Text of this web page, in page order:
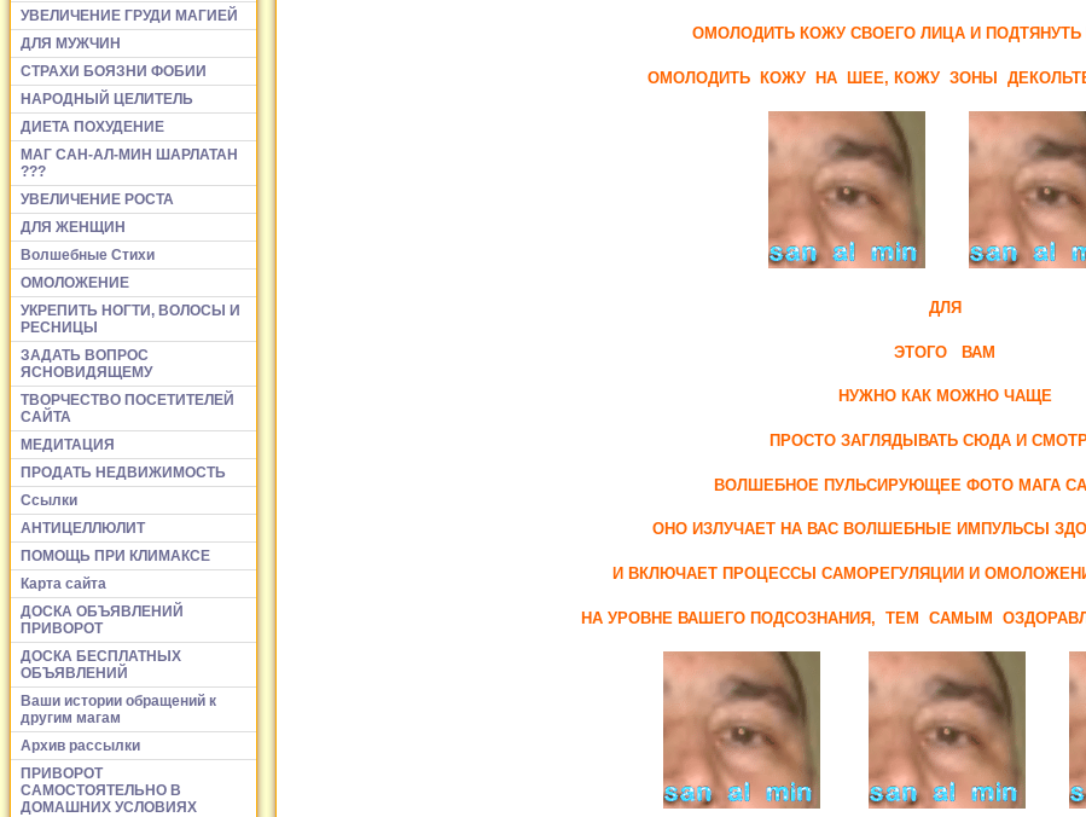
УВЕЛИЧЕНИЕ ГРУДИ МАГИЕЙ
ДЛЯ МУЖЧИН
СТРАХИ БОЯЗНИ ФОБИИ
НАРОДНЫЙ ЦЕЛИТЕЛЬ
ДИЕТА ПОХУДЕНИЕ
МАГ САН-АЛ-МИН ШАРЛАТАН
???
УВЕЛИЧЕНИЕ РОСТА
ДЛЯ ЖЕНЩИН
Волшебные Стихи
ОМОЛОЖЕНИЕ
УКРЕПИТЬ НОГТИ, ВОЛОСЫ И
РЕСНИЦЫ
ЗАДАТЬ ВОПРОС
ЯСНОВИДЯЩЕМУ
ТВОРЧЕСТВО ПОСЕТИТЕЛЕЙ
САЙТА
МЕДИТАЦИЯ
ПРОДАТЬ НЕДВИЖИМОСТЬ
Ссылки
АНТИЦЕЛЛЮЛИТ
ПОМОЩЬ ПРИ КЛИМАКСЕ
Карта сайта
ДОСКА ОБЪЯВЛЕНИЙ
ПРИВОРОТ
ДОСКА БЕСПЛАТНЫХ
ОБЪЯВЛЕНИЙ
Ваши истории обращений к
другим магам
Архив рассылки
ПРИВОРОТ
САМОСТОЯТЕЛЬНО В
ДОМАШНИХ УСЛОВИЯХ
ОМОЛОДИТЬ КОЖУ СВОЕГО ЛИЦА И
ОМОЛОДИТЬ КОЖУ НА ШЕЕ, КОЖУ ЗОНЫ ДЕКОЛЬТЕ
ДЛЯ
ЭТОГО ВАМ
НУЖНО КАК МОЖНО ЧАЩЕ
ПРОСТО ЗАГЛЯДЫВАТЬ СЮДА И
ВОЛШЕБНОЕ ПУЛЬСИРУЮЩЕЕ ФОТО МАГА
ОНО ИЗЛУЧАЕТ НА ВАС ВОЛШЕБНЫЕ ИМПУЛЬСЫ
И ВКЛЮЧАЕТ ПРОЦЕССЫ САМОРЕГУЛЯЦИИ И
НА УРОВНЕ ВАШЕГО ПОДСОЗНАНИЯ, ТЕМ САМЫМ